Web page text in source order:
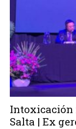
Intoxicación
Salta | Ex